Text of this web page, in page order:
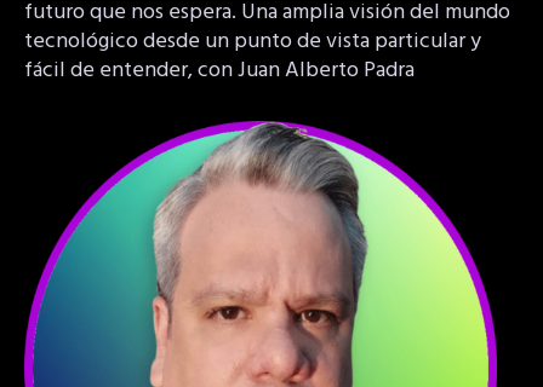
futuro que nos espera. Una amplia visión del mundo
tecnológico desde un punto de vista particular y
fácil de entender, con Juan Alberto Padra